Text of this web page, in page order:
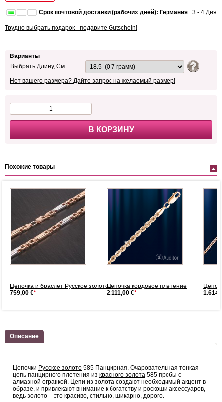
Срок почтовой доставки (рабочих дней): Германия 3 - 4 Дня
Трудно выбрать подарок - подарите Gutschein!
Варианты
Выбрать Длину, См.
Нет вашего размера? Дайте запрос на желаемый размер!
В КОРЗИНУ
Похожие товары
Цепочка и браслет Русское золото...
759,00 €*
Цепочка кордовое плетение
2.111,00 €*
Описание
Цепочки Русское золото 585 Панцирная. Очаровательная тонкая
цепь панцирного плетения из красного золота 585 пробы с
алмазной огранкой. Цепи из золота создают необходимый акцент в
образе, и привлекают внимание к богатству и роскоши аксессуаров,
ведь золото – это красиво, стильно, шикарно, дорого.